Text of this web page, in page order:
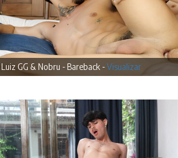
Luiz GG & Nobru - Bareback -Visualizar